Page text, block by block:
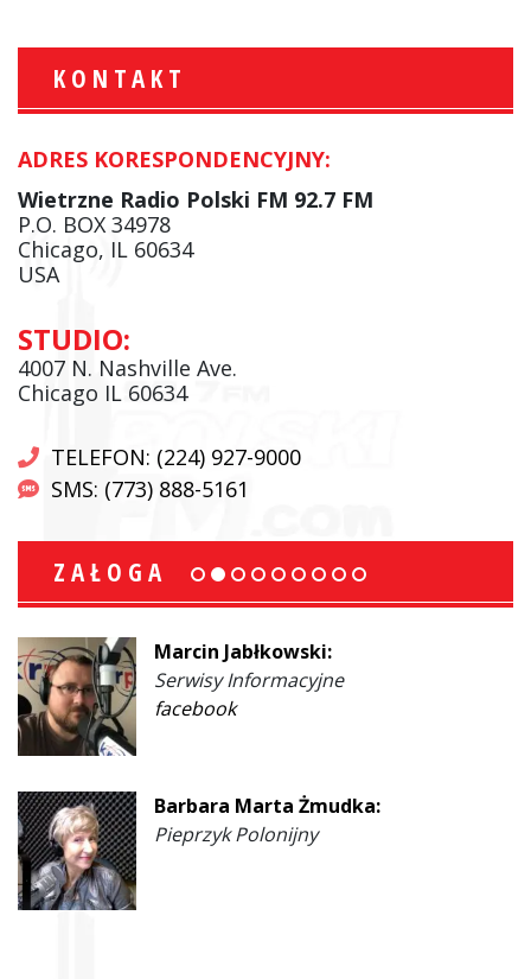
KONTAKT
ADRES KORESPONDENCYJNY:
Wietrzne Radio Polski FM 92.7 FM
P.O. BOX 34978
Chicago, IL 60634
USA
STUDIO:
4007 N. Nashville Ave.
Chicago IL 60634
TELEFON: (224) 927-9000
SMS: (773) 888-5161
ZAŁOGA
Marcin Jabłkowski:
Serwisy Informacyjne
facebook
Barbara Marta Żmudka:
Pieprzyk Polonijny